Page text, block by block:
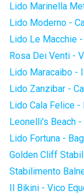
Lido Marinella
Lido Moderno -
Lido Le Macchie
Rosa Dei Venti -
Lido Maracaibo -
Lido Zanzibar -
Lido Cala Felice
Leonelli's Beach
Lido Fortuna -
Golden Cliff
Stabilimento
Il Bikini - Vico